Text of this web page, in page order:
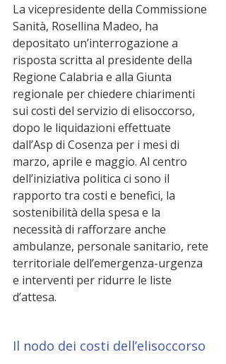
La vicepresidente della Commissione
Sanità, Rosellina Madeo, ha
depositato un’interrogazione a
risposta scritta al presidente della
Regione Calabria e alla Giunta
regionale per chiedere chiarimenti
sui costi del servizio di elisoccorso,
dopo le liquidazioni effettuate
dall’Asp di Cosenza per i mesi di
marzo, aprile e maggio. Al centro
dell’iniziativa politica ci sono il
rapporto tra costi e benefici, la
sostenibilità della spesa e la
necessità di rafforzare anche
ambulanze, personale sanitario, rete
territoriale dell’emergenza-urgenza
e interventi per ridurre le liste
d’attesa.
Il nodo dei costi dell’elisoccorso